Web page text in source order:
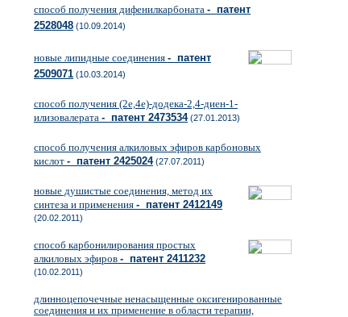
способ получения дифенилкарбоната - патент
2528048 (10.09.2014)
новые липидные соединения - патент
2509071 (10.03.2014)
способ получения (2е,4е)-додека-2,4-диен-1-
илизовалерата - патент 2473534(27.01.2013)
способ получения алкиловых эфиров карбоновых
кислот - патент 2425024(27.07.2011)
новые душистые соединения, метод их
синтеза и применения - патент 2412149
(20.02.2011)
способ карбонилирования простых
алкиловых эфиров - патент 2411232
(10.02.2011)
длинноцепочечные ненасыщенные оксигенированные
соединения и их применение в области терапии,